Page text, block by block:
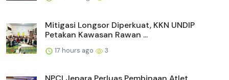
Mitigasi Longsor Diperkuat, KKN UNDIP
Petakan Kawasan Rawan ...
17 hours ago 3